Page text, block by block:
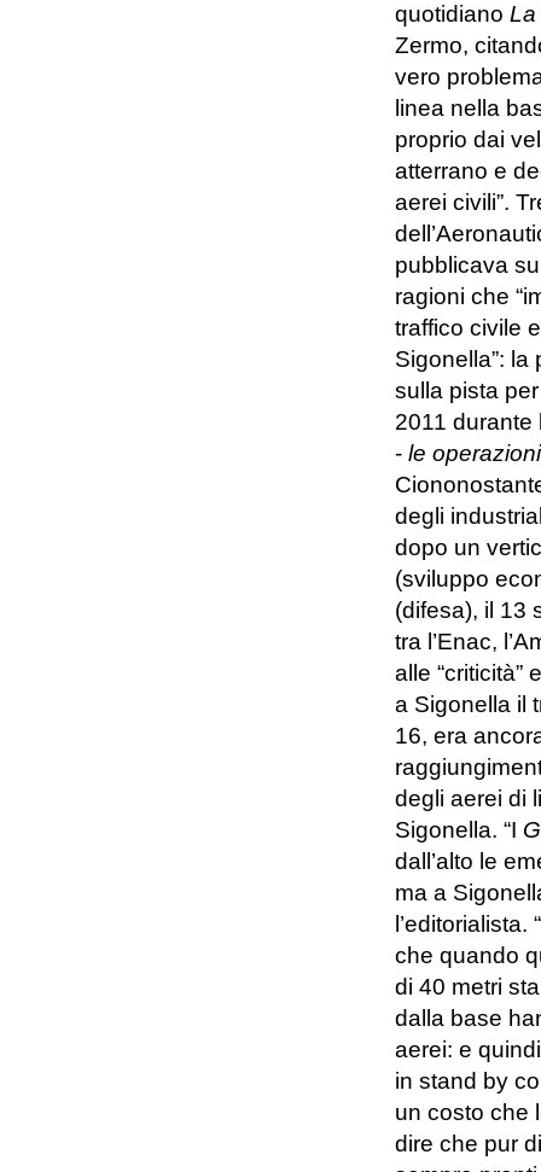
quotidiano La
Zermo,
vero
linea nella
proprio dai
atterrano e
aerei civili”.
pubblicava
ragioni che
traffico civile
Sigonella”:
sulla pista
2011 durante
- le
degli
dopo un
(sviluppo
(difesa), il 13
tra l’Enac,
alle “criticità”
a Sigonella il
16, era
degli aerei di
Sigonella. “I
dall’alto le
ma a
che quando
di 40 metri
dalla base
aerei: e
in stand by
un costo che
dire che pur